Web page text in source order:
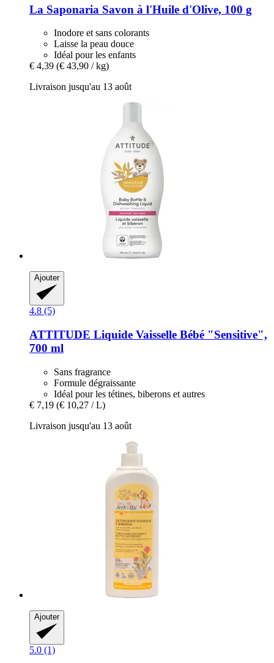
La Saponaria Savon à l'Huile d'Olive, 100 g
Inodore et sans colorants
Laisse la peau douce
Idéal pour les enfants
€ 4,39 (€ 43,90 / kg)
Livraison jusqu'au 13 août
Ajouter
4.8 (5)
ATTITUDE Liquide Vaisselle Bébé "Sensitive",
700 ml
Sans fragrance
Formule dégraissante
Idéal pour les tétines, biberons et autres
€ 7,19 (€ 10,27 / L)
Livraison jusqu'au 13 août
Ajouter
5.0 (1)